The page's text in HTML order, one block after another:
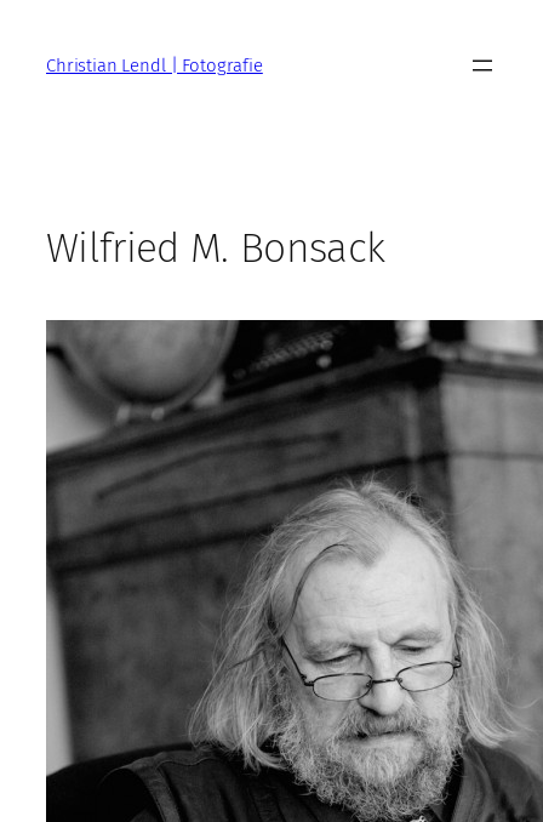
springenChristian Lendl | Fotografie
Wilfried M. Bonsack